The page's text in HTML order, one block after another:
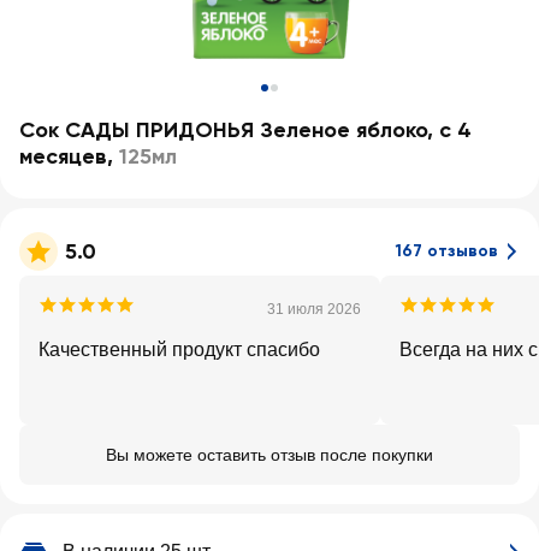
Сок САДЫ ПРИДОНЬЯ Зеленое яблоко, с 4
месяцев, 125мл
5.0 167 отзывов
31 июля 2026
Качественный продукт спасибо Всегда на них
Вы можете оставить отзыв после покупки